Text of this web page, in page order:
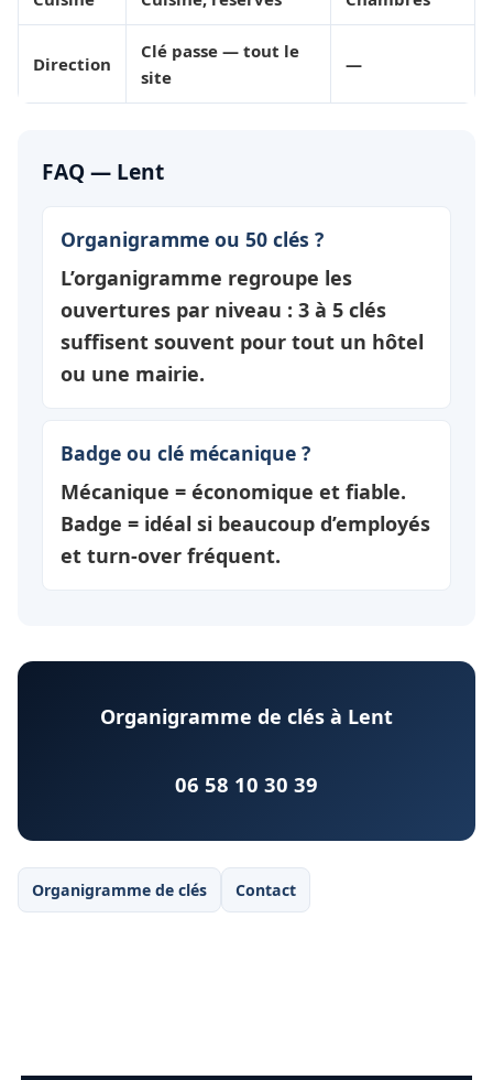
Direction
Clé passe — tout le
site
—
FAQ — Lent
Organigramme ou 50 clés ?
L’organigramme regroupe les
ouvertures par niveau : 3 à 5 clés
suffisent souvent pour tout un hôtel
ou une mairie.
Badge ou clé mécanique ?
Mécanique = économique et fiable.
Badge = idéal si beaucoup d’employés
et turn-over fréquent.
Organigramme de clés à Lent
06 58 10 30 39
Organigramme de clés Contact